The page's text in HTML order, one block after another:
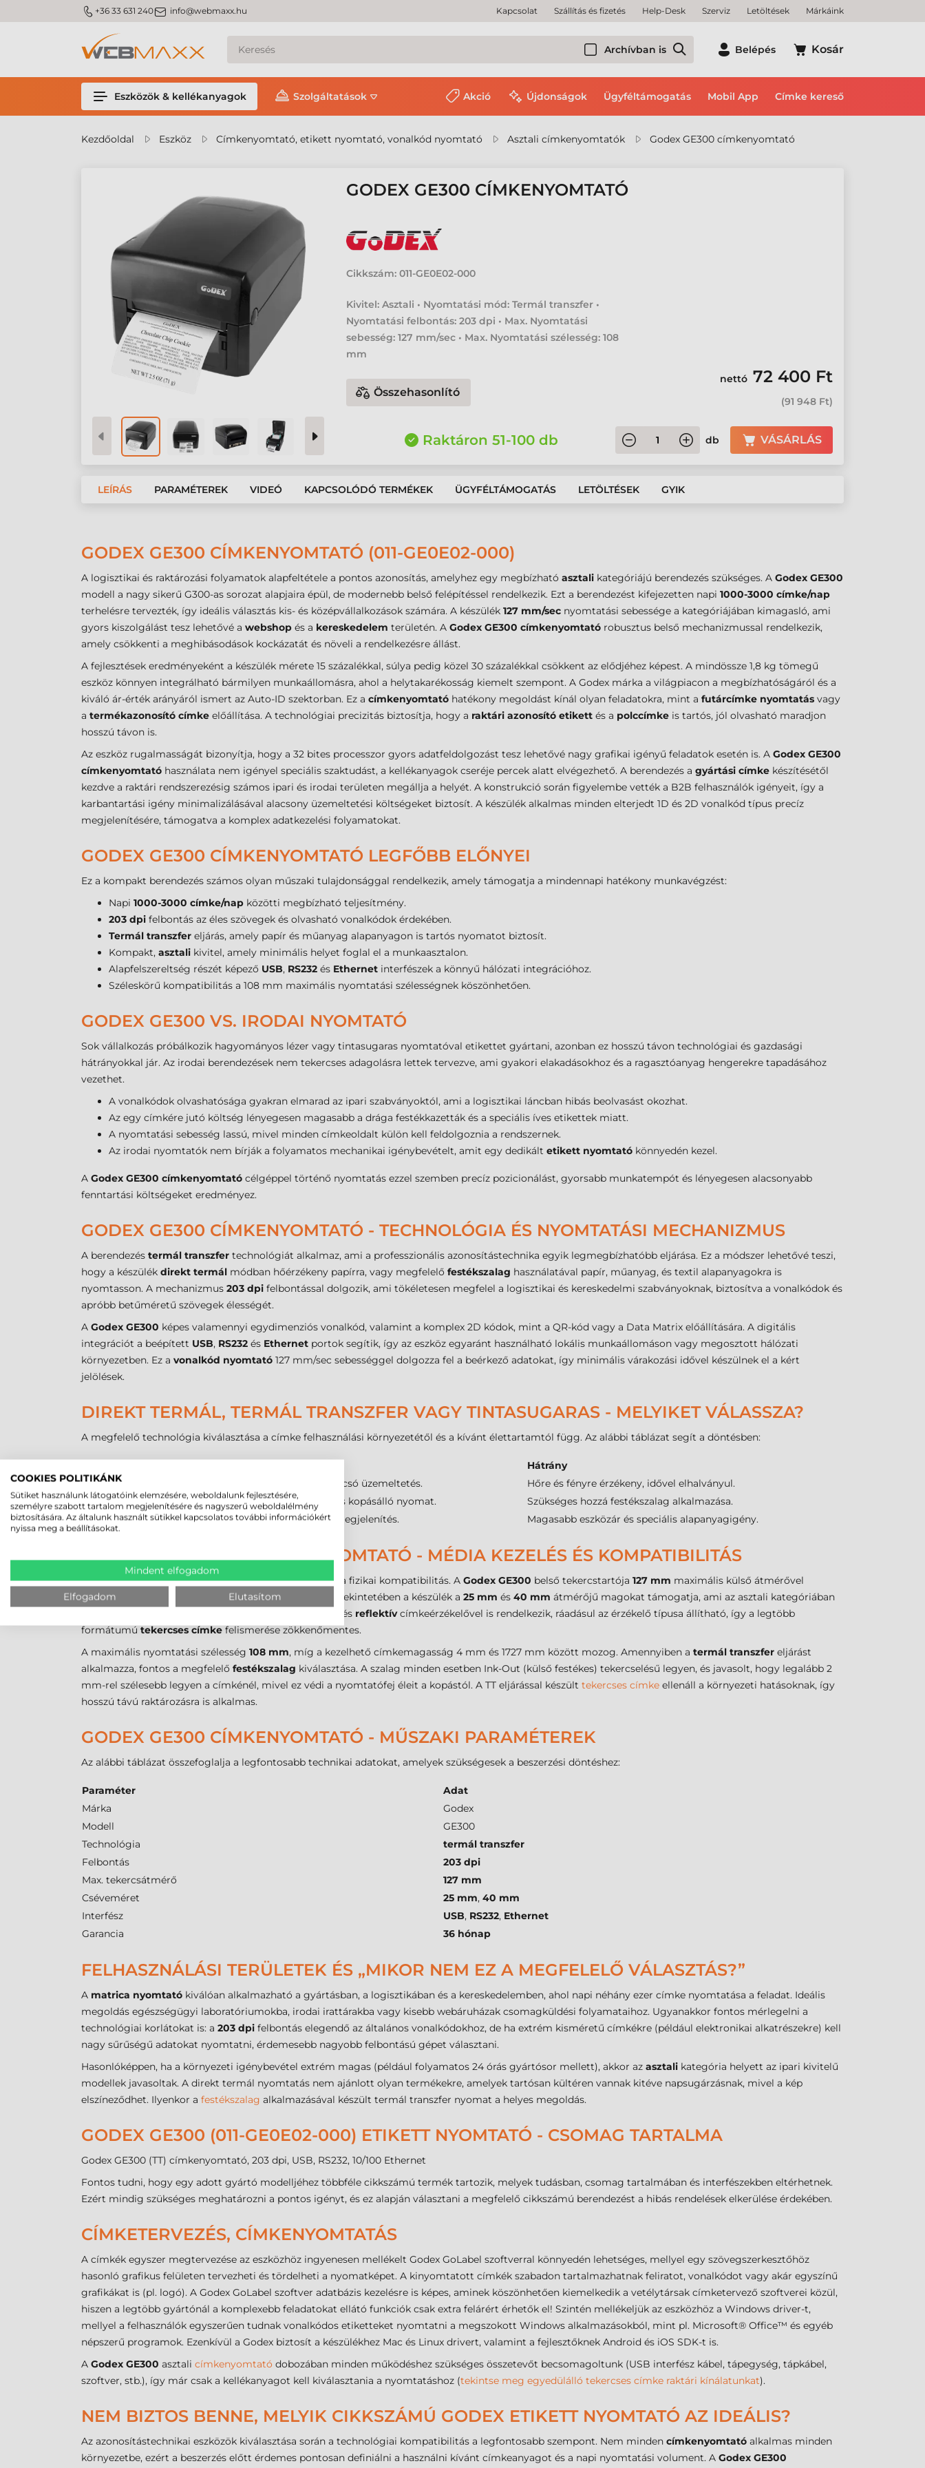
m_phone +36 33 631 240m_email info@webmaxx.hu Kapcsolat Szállítás és fizetés Help-Desk Szerviz Letöltések Márkáink
Archívban is Belépés Kosár
Eszközök & kellékanyagok Szolgáltatások Akció Újdonságok Ügyféltámogatás Mobil App Címke kereső
Kezdőoldal Eszköz Címkenyomtató, etikett nyomtató, vonalkód nyomtató Asztali címkenyomtatók Godex GE300 címkenyomtató
GODEX GE300 CÍMKENYOMTATÓ
Cikkszám: 011-GE0E02-000
Kivitel: Asztali • Nyomtatási mód: Termál transzfer •
Nyomtatási felbontás: 203 dpi • Max. Nyomtatási
sebesség: 127 mm/sec • Max. Nyomtatási szélesség: 108
mm
Összehasonlító
nettó 72 400 Ft
(91 948 Ft)
Raktáron 51-100 db db VÁSÁRLÁS
LEÍRÁS PARAMÉTEREK VIDEÓ KAPCSOLÓDÓ TERMÉKEK ÜGYFÉLTÁMOGATÁS LETÖLTÉSEK GYIK
GODEX GE300 CÍMKENYOMTATÓ (011-GE0E02-000)
A logisztikai és raktározási folyamatok alapfeltétele a pontos azonosítás, amelyhez egy megbízható asztali kategóriájú berendezés szükséges. A Godex GE300
modell a nagy sikerű G300-as sorozat alapjaira épül, de modernebb belső felépítéssel rendelkezik. Ezt a berendezést kifejezetten napi 1000-3000 címke/nap
terhelésre tervezték, így ideális választás kis- és középvállalkozások számára. A készülék 127 mm/sec nyomtatási sebessége a kategóriájában kimagasló, ami
gyors kiszolgálást tesz lehetővé a webshop és a kereskedelem területén. A Godex GE300 címkenyomtató robusztus belső mechanizmussal rendelkezik,
amely csökkenti a meghibásodások kockázatát és növeli a rendelkezésre állást.
A fejlesztések eredményeként a készülék mérete 15 százalékkal, súlya pedig közel 30 százalékkal csökkent az elődjéhez képest. A mindössze 1,8 kg tömegű
eszköz könnyen integrálható bármilyen munkaállomásra, ahol a helytakarékosság kiemelt szempont. A Godex márka a világpiacon a megbízhatóságáról és a
kiváló ár-érték arányáról ismert az Auto-ID szektorban. Ez a címkenyomtató hatékony megoldást kínál olyan feladatokra, mint a futárcímke nyomtatás vagy
a termékazonosító címke előállítása. A technológiai precizitás biztosítja, hogy a raktári azonosító etikett és a polccímke is tartós, jól olvasható maradjon
hosszú távon is.
Az eszköz rugalmasságát bizonyítja, hogy a 32 bites processzor gyors adatfeldolgozást tesz lehetővé nagy grafikai igényű feladatok esetén is. A Godex GE300
címkenyomtató használata nem igényel speciális szaktudást, a kellékanyagok cseréje percek alatt elvégezhető. A berendezés a gyártási címke készítésétől
kezdve a raktári rendszerezésig számos ipari és irodai területen megállja a helyét. A konstrukció során figyelembe vették a B2B felhasználók igényeit, így a
karbantartási igény minimalizálásával alacsony üzemeltetési költségeket biztosít. A készülék alkalmas minden elterjedt 1D és 2D vonalkód típus precíz
megjelenítésére, támogatva a komplex adatkezelési folyamatokat.
GODEX GE300 CÍMKENYOMTATÓ LEGFŐBB ELŐNYEI
Ez a kompakt berendezés számos olyan műszaki tulajdonsággal rendelkezik, amely támogatja a mindennapi hatékony munkavégzést:
Napi 1000-3000 címke/nap közötti megbízható teljesítmény.
203 dpi felbontás az éles szövegek és olvasható vonalkódok érdekében.
Termál transzfer eljárás, amely papír és műanyag alapanyagon is tartós nyomatot biztosít.
Kompakt, asztali kivitel, amely minimális helyet foglal el a munkaasztalon.
Alapfelszereltség részét képező USB, RS232 és Ethernet interfészek a könnyű hálózati integrációhoz.
Széleskörű kompatibilitás a 108 mm maximális nyomtatási szélességnek köszönhetően.
GODEX GE300 VS. IRODAI NYOMTATÓ
Sok vállalkozás próbálkozik hagyományos lézer vagy tintasugaras nyomtatóval etikettet gyártani, azonban ez hosszú távon technológiai és gazdasági
hátrányokkal jár. Az irodai berendezések nem tekercses adagolásra lettek tervezve, ami gyakori elakadásokhoz és a ragasztóanyag hengerekre tapadásához
vezethet.
A vonalkódok olvashatósága gyakran elmarad az ipari szabványoktól, ami a logisztikai láncban hibás beolvasást okozhat.
Az egy címkére jutó költség lényegesen magasabb a drága festékkazetták és a speciális íves etikettek miatt.
A nyomtatási sebesség lassú, mivel minden címkeoldalt külön kell feldolgoznia a rendszernek.
Az irodai nyomtatók nem bírják a folyamatos mechanikai igénybevételt, amit egy dedikált etikett nyomtató könnyedén kezel.
A Godex GE300 címkenyomtató célgéppel történő nyomtatás ezzel szemben precíz pozicionálást, gyorsabb munkatempót és lényegesen alacsonyabb
fenntartási költségeket eredményez.
GODEX GE300 CÍMKENYOMTATÓ - TECHNOLÓGIA ÉS NYOMTATÁSI MECHANIZMUS
A berendezés termál transzfer technológiát alkalmaz, ami a professzionális azonosítástechnika egyik legmegbízhatóbb eljárása. Ez a módszer lehetővé teszi,
hogy a készülék direkt termál módban hőérzékeny papírra, vagy megfelelő festékszalag használatával papír, műanyag, és textil alapanyagokra is
nyomtasson. A mechanizmus 203 dpi felbontással dolgozik, ami tökéletesen megfelel a logisztikai és kereskedelmi szabványoknak, biztosítva a vonalkódok és
apróbb betűméretű szövegek élességét.
A Godex GE300 képes valamennyi egydimenziós vonalkód, valamint a komplex 2D kódok, mint a QR-kód vagy a Data Matrix előállítására. A digitális
integrációt a beépített USB, RS232 és Ethernet portok segítik, így az eszköz egyaránt használható lokális munkaállomáson vagy megosztott hálózati
környezetben. Ez a vonalkód nyomtató 127 mm/sec sebességgel dolgozza fel a beérkező adatokat, így minimális várakozási idővel készülnek el a kért
jelölések.
DIREKT TERMÁL, TERMÁL TRANSZFER VAGY TINTASUGARAS - MELYIKET VÁLASSZA?
A megfelelő technológia kiválasztása a címke felhasználási környezetétől és a kívánt élettartamtól függ. Az alábbi táblázat segít a döntésben:
Hátrány
Direkt termál
Nincs szükség festékszalagra, olcsó üzemeltetés.
Hőre és fényre érzékeny, idővel elhalványul.
Termál transzfer
Rendkívül tartós, vegyianyag- és kopásálló nyomat.
Szükséges hozzá festékszalag alkalmazása.
Tintasugaras
Színes, fotóminőségű grafikai megjelenítés. Magasabb eszközár és speciális alapanyagigény.
GODEX GE300 VONALKÓD NYOMTATÓ - MÉDIA KEZELÉS ÉS KOMPATIBILITÁS
A kellékanyagok megválasztásánál kritikus szempont a fizikai kompatibilitás. A Godex GE300 belső tekercstartója 127 mm maximális külső átmérővel
rendelkező tekercseket fogad be. A belső cséveméret tekintetében a készülék a 25 mm és 40 mm átmérőjű magokat támogatja, ami az asztali kategóriában
és reflektívcímkeérzékelővel is rendelkezik, ráadásul az érzékelő típusa állítható, így a legtöbb
formátumú tekercses címke felismerése zökkenőmentes.
A maximális nyomtatási szélesség 108 mm, míg a kezelhető címkemagasság 4 mm és 1727 mm között mozog. Amennyiben a termál transzfer eljárást
alkalmazza, fontos a megfelelő festékszalag kiválasztása. A szalag minden esetben Ink-Out (külső festékes) tekercselésű legyen, és javasolt, hogy legalább 2
mm-rel szélesebb legyen a címkénél, mivel ez védi a nyomtatófej éleit a kopástól. A TT eljárással készült tekercses címke ellenáll a környezeti hatásoknak, így
hosszú távú raktározásra is alkalmas.
GODEX GE300 CÍMKENYOMTATÓ - MŰSZAKI PARAMÉTEREK
Az alábbi táblázat összefoglalja a legfontosabb technikai adatokat, amelyek szükségesek a beszerzési döntéshez:
Paraméter
Adat
Márka
Godex
Modell
GE300
Technológia
termál transzfer
Felbontás
203 dpi
Max. tekercsátmérő
127 mm
Cséveméret
25 mm, 40 mm
Interfész
USB, RS232, Ethernet
Garancia
36 hónap
FELHASZNÁLÁSI TERÜLETEK ÉS „MIKOR NEM EZ A MEGFELELŐ VÁLASZTÁS?”
A matrica nyomtató kiválóan alkalmazható a gyártásban, a logisztikában és a kereskedelemben, ahol napi néhány ezer címke nyomtatása a feladat. Ideális
megoldás egészségügyi laboratóriumokba, irodai irattárakba vagy kisebb webáruházak csomagküldési folyamataihoz. Ugyanakkor fontos mérlegelni a
technológiai korlátokat is: a 203 dpi felbontás elegendő az általános vonalkódokhoz, de ha extrém kisméretű címkékre (például elektronikai alkatrészekre) kell
nagy sűrűségű adatokat nyomtatni, érdemesebb nagyobb felbontású gépet választani.
Hasonlóképpen, ha a környezeti igénybevétel extrém magas (például folyamatos 24 órás gyártósor mellett), akkor az asztali kategória helyett az ipari kivitelű
modellek javasoltak. A direkt termál nyomtatás nem ajánlott olyan termékekre, amelyek tartósan kültéren vannak kitéve napsugárzásnak, mivel a kép
elszíneződhet. Ilyenkor a festékszalag alkalmazásával készült termál transzfer nyomat a helyes megoldás.
GODEX GE300 (011-GE0E02-000) ETIKETT NYOMTATÓ - CSOMAG TARTALMA
Godex GE300 (TT) címkenyomtató, 203 dpi, USB, RS232, 10/100 Ethernet
Fontos tudni, hogy egy adott gyártó modelljéhez többféle cikkszámú termék tartozik, melyek tudásban, csomag tartalmában és interfészekben eltérhetnek.
Ezért mindig szükséges meghatározni a pontos igényt, és ez alapján választani a megfelelő cikkszámú berendezést a hibás rendelések elkerülése érdekében.
CÍMKETERVEZÉS, CÍMKENYOMTATÁS
A címkék egyszer megtervezése az eszközhöz ingyenesen mellékelt Godex GoLabel szoftverral könnyedén lehetséges, mellyel egy szövegszerkesztőhöz
hasonló grafikus felületen tervezheti és tördelheti a nyomatképet. A kinyomtatott címkék szabadon tartalmazhatnak feliratot, vonalkódot vagy akár egyszínű
grafikákat is (pl. logó). A Godex GoLabel szoftver adatbázis kezelésre is képes, aminek köszönhetően kiemelkedik a vetélytársak címketervező szoftverei közül,
hiszen a legtöbb gyártónál a komplexebb feladatokat ellátó funkciók csak extra felárért érhetők el! Szintén mellékeljük az eszközhöz a Windows driver-t,
mellyel a felhasználók egyszerűen tudnak vonalkódos etiketteket nyomtatni a megszokott Windows alkalmazásokból, mint pl. Microsoft® Office™ és egyéb
népszerű programok. Ezenkívül a Godex biztosít a készülékhez Mac és Linux drivert, valamint a fejlesztőknek Android és iOS SDK-t is.
A Godex GE300 asztali címkenyomtató dobozában minden működéshez szükséges összetevőt becsomagoltunk (USB interfész kábel, tápegység, tápkábel,
szoftver, stb.), így már csak a kellékanyagot kell kiválasztania a nyomtatáshoz (tekintse meg egyedülálló tekercses címke raktári kínálatunkat).
NEM BIZTOS BENNE, MELYIK CIKKSZÁMÚ GODEX ETIKETT NYOMTATÓ AZ IDEÁLIS?
Az azonosítástechnikai eszközök kiválasztása során a technológiai kompatibilitás a legfontosabb szempont. Nem minden címkenyomtató alkalmas minden
környezetbe, ezért a beszerzés előtt érdemes pontosan definiálni a használni kívánt címkeanyagot és a napi nyomtatási volument. A Godex GE300
COOKIES POLITIKÁNK
Sütiket használunk látogatóink elemzésére, weboldalunk fejlesztésére,
személyre szabott tartalom megjelenítésére és nagyszerű weboldalélmény
biztosítására. Az általunk használt sütikkel kapcsolatos további információkért
nyissa meg a beállításokat.
Mindent elfogadom
Elfogadom Elutasítom